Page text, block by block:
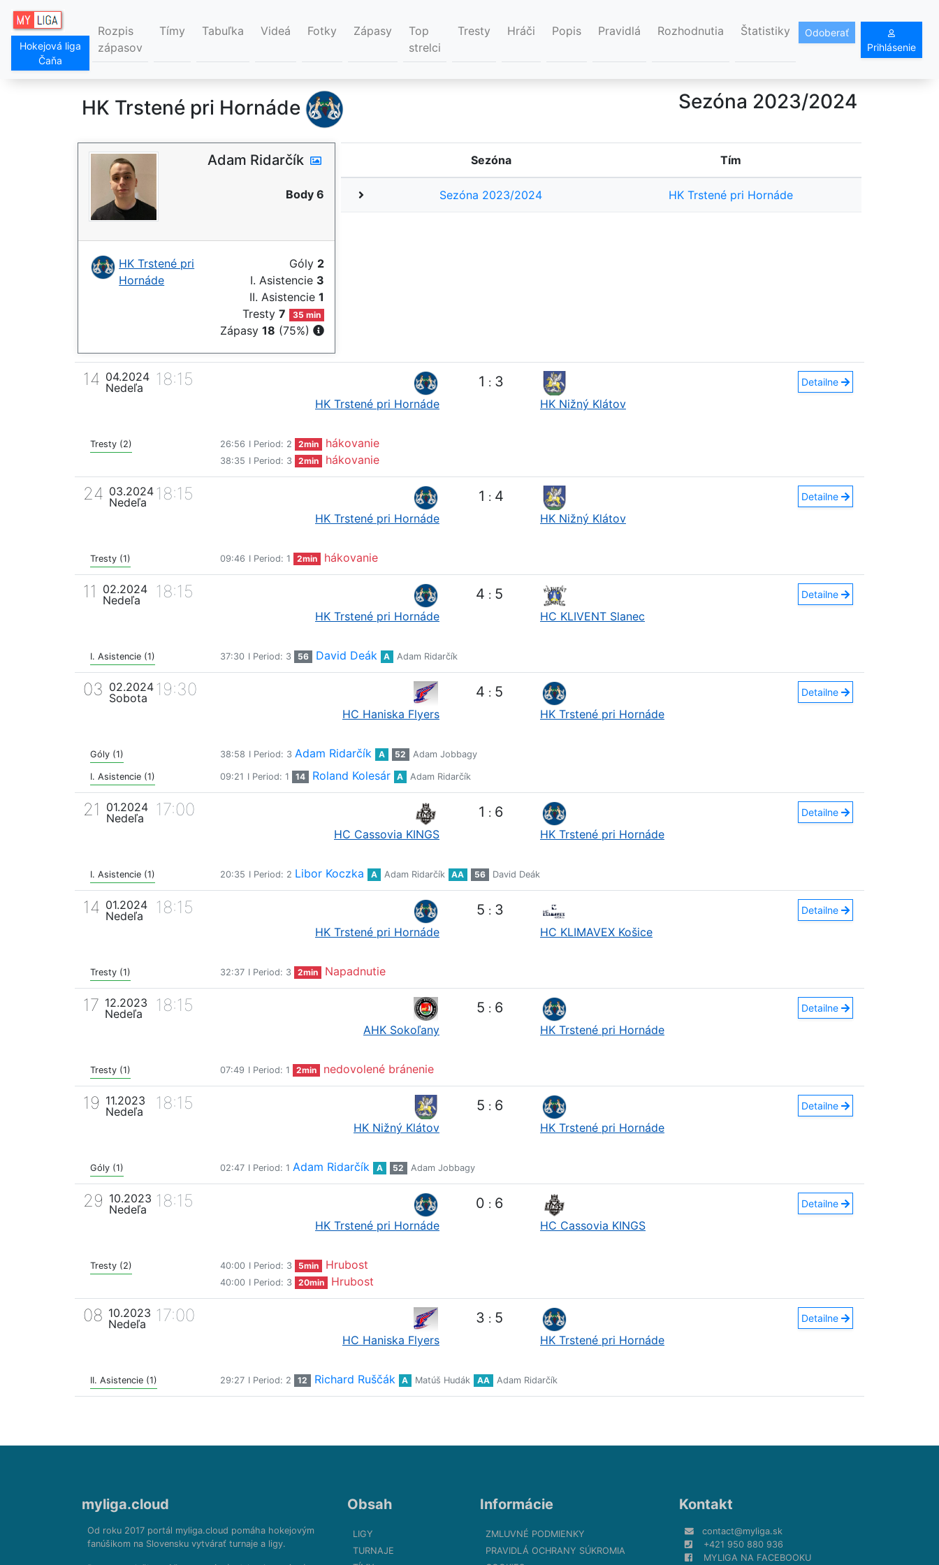
Hokejová liga
Čaňa
Rozpis
zápasov
Tímy Tabuľka Videá Fotky Zápasy
Top
strelci
Tresty Hráči Popis Pravidlá Rozhodnutia Štatistiky
Odoberať
Prihlásenie
HK Trstené pri Hornáde Sezóna 2023/2024
Adam Ridarčík
Body 6
HK Trstené pri
Hornáde
Góly 2
I. Asistencie 3
II. Asistencie 1
Tresty7 35 min
Zápasy 18 (75%)
Sezóna Tím
Sezóna 2023/2024 HK Trstené pri Hornáde
14 04.2024
Nedeľa
18:15
HK Trstené pri Hornáde
1 : 3
HK Nižný Klátov
Detailne
Tresty (2) 26:56 I Period: 2 2min hákovanie
38:35 I Period: 3 2min hákovanie
24 03.2024
Nedeľa
18:15
HK Trstené pri Hornáde
1 : 4
HK Nižný Klátov
Detailne
Tresty (1) 09:46 I Period: 1 2min hákovanie
11
02.2024
Nedeľa
18:15
HK Trstené pri Hornáde
4 : 5
HC KLIVENT Slanec
Detailne
I. Asistencie (1) 37:30 I Period: 3 56 David Deák A Adam Ridarčík
03 02.2024
Sobota
19:30
HC Haniska Flyers
4 : 5
HK Trstené pri Hornáde
Detailne
Góly (1) 38:58 I Period: 3 Adam Ridarčík A 52 Adam Jobbagy
I. Asistencie (1) 09:21 I Period: 1 14 Roland Kolesár A Adam Ridarčík
21
01.2024
Nedeľa
17:00
HC Cassovia KINGS
1 : 6
HK Trstené pri Hornáde
Detailne
I. Asistencie (1) 20:35 I Period: 2 Libor Koczka A Adam Ridarčík AA 56 David Deák
14 01.2024
Nedeľa
18:15
HK Trstené pri Hornáde
5 : 3
HC KLIMAVEX Košice
Detailne
Tresty (1) 32:37 I Period: 3 2min Napadnutie
17 12.2023
Nedeľa
18:15
AHK Sokoľany
5 : 6
HK Trstené pri Hornáde
Detailne
Tresty (1) 07:49 I Period: 1 2min nedovolené bránenie
19 11.2023
Nedeľa
18:15
HK Nižný Klátov
5 : 6
HK Trstené pri Hornáde
Detailne
Góly (1) 02:47 I Period: 1 Adam Ridarčík A 52 Adam Jobbagy
29 10.2023
Nedeľa
18:15
HK Trstené pri Hornáde
0 : 6
HC Cassovia KINGS
Detailne
Tresty (2) 40:00 I Period: 3 5min Hrubost
40:00 I Period: 3 20min Hrubost
08 10.2023
Nedeľa
17:00
HC Haniska Flyers
3 : 5
HK Trstené pri Hornáde
Detailne
II. Asistencie (1) 29:27 I Period: 2 12 Richard Ruščák A Matúš Hudák AA Adam Ridarčík
myliga.cloud
Od roku 2017 portál myliga.cloud pomáha hokejovým
fanúšikom na Slovensku vytvárať turnaje a ligy.
Obsah
LIGY
TURNAJE
Informácie
ZMLUVNÉ PODMIENKY
PRAVIDLÁ OCHRANY SÚKROMIA
Kontakt
contact@myliga.sk
+421 950 880 936
MYLIGA NA FACEBOOKU